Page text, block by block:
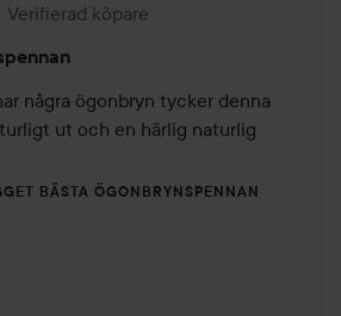
Verifierad köpare
några ögonbryn tycker denna
ut och en härlig naturlig
BÄSTA ÖGONBRYNSPENNAN